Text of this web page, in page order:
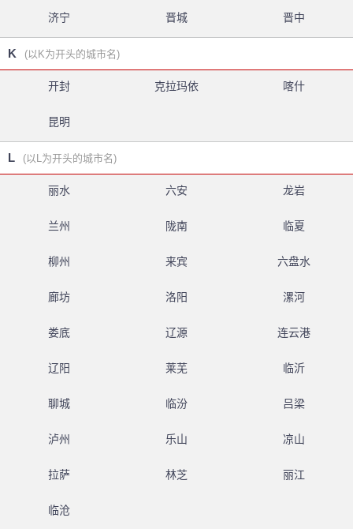
济宁 晋城 晋中
K (以K为开头的城市名)
开封 克拉玛依 喀什
昆明
L (以L为开头的城市名)
丽水 六安 龙岩
兰州 陇南 临夏
柳州 来宾 六盘水
廊坊 洛阳 漯河
娄底 辽源 连云港
辽阳 莱芜 临沂
聊城 临汾 吕梁
泸州 乐山 凉山
拉萨 林芝 丽江
临沧